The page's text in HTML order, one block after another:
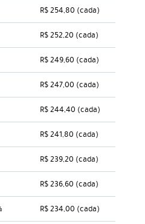
R$ 254,80 (cada)
R$ 252,20 (cada)
R$ 249,60 (cada)
R$ 247,00 (cada)
R$ 244,40 (cada)
R$ 241,80 (cada)
R$ 239,20 (cada)
R$ 236,60 (cada)
R$ 234,00 (cada)